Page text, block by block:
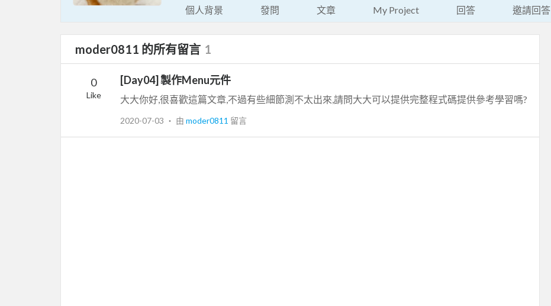
個人背景 發問 文章 My Project 回答 邀請回答
moder0811 的所有留言 1
0
Like
[Day04] 製作Menu元件
大大你好,很喜歡這篇文章,不過有些細節測不太出來,請問大大可以提供完整程式碼提供參考學習嗎?
2020-07-03 ‧ 由 moder0811 留言